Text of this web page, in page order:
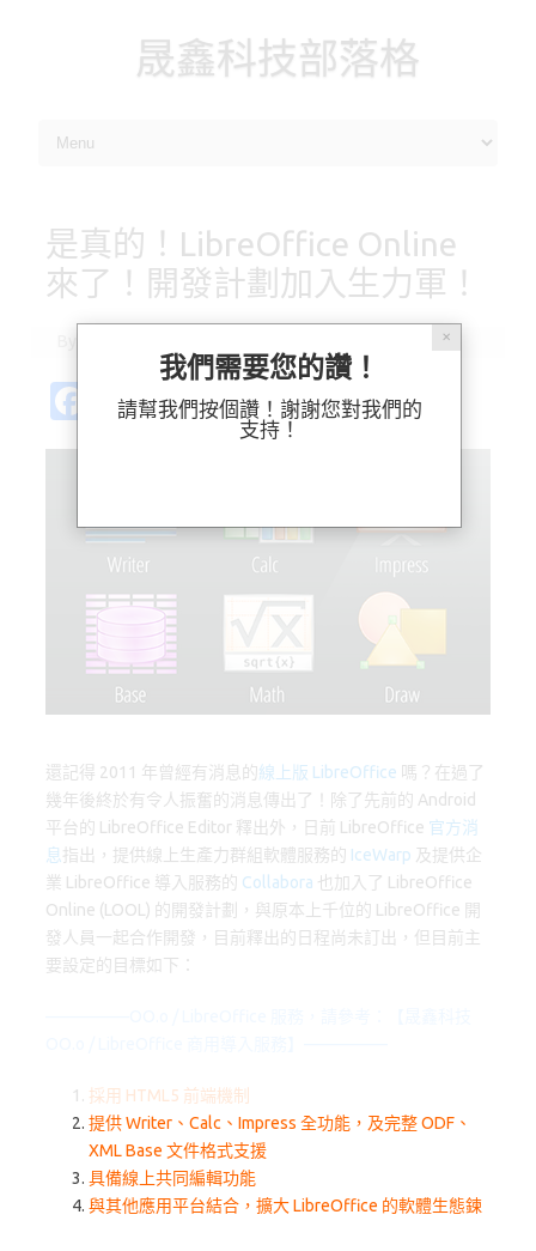
晟鑫科技部落格
是真的！LibreOffice Online
來了！開發計劃加入生力軍！
Fa
b
o
o
k
Pl X M
as
o
d
o
Bl
u
k
y
分
還記得 2011 年曾經有消息的線上版 LibreOffice 嗎？在過了
幾年後終於有令人振奮的消息傳出了！除了先前的 Android
平台的 LibreOffice Editor 釋出外，日前 LibreOffice 官方消
息指出，提供線上生產力群組軟體服務的 IceWarp 及提供企
業 LibreOffice 導入服務的 Collabora 也加入了 LibreOffice
Online (LOOL) 的開發計劃，與原本上千位的 LibreOffice 開
發人員一起合作開發，目前釋出的日程尚未訂出，但目前主
要設定的目標如下：
採用 HTML5 前端機制
提供 Writer、Calc、Impress 全功能，及完整 ODF、
XML Base 文件格式支援
具備線上共同編輯功能
與其他應用平台結合，擴大 LibreOffice 的軟體生態鍊
✕
我們需要您的讚！
請幫我們按個讚！謝謝您對我們的
支持！